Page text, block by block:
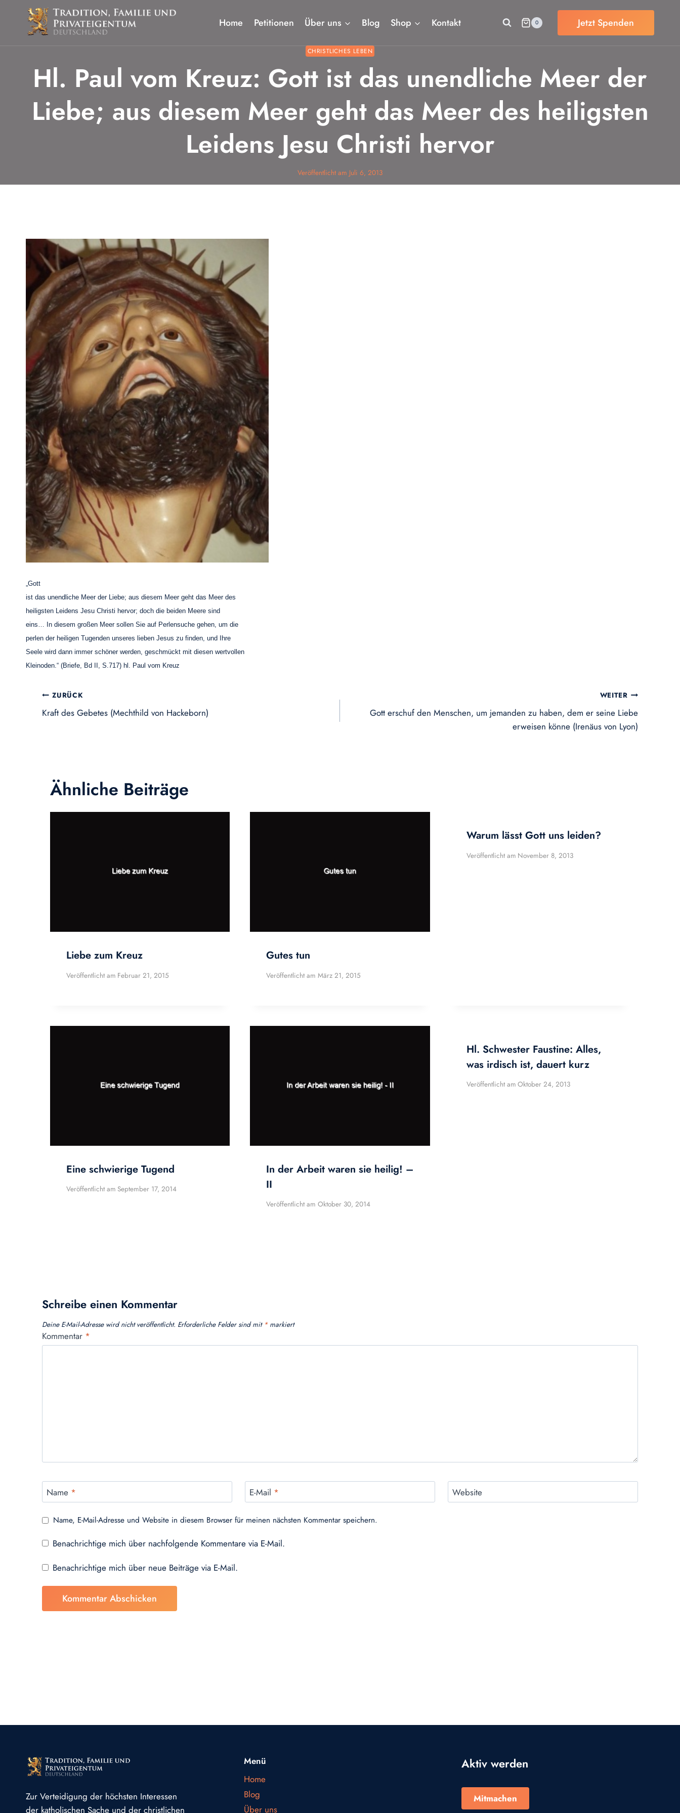
springen
Home Petitionen Über uns Blog Shop Kontakt 0 Jetzt Spenden
CHRISTLICHES LEBEN
Hl. Paul vom Kreuz: Gott ist das unendliche Meer der
Liebe; aus diesem Meer geht das Meer des heiligsten
Leidens Jesu Christi hervor
Veröffentlicht am Juli 6, 2013
„Gott
ist das unendliche Meer der Liebe; aus diesem Meer geht das Meer des
heiligsten Leidens Jesu Christi hervor; doch die beiden Meere sind
eins… In diesem großen Meer sollen Sie auf Perlensuche gehen, um die
perlen der heiligen Tugenden unseres lieben Jesus zu finden, und Ihre
Seele wird dann immer schöner werden, geschmückt mit diesen wertvollen
Kleinoden.“ (Briefe, Bd II, S.717) hl. Paul vom Kreuz
Beitragsnavigation
ZURÜCK
Kraft des Gebetes (Mechthild von Hackeborn)
WEITER
Gott erschuf den Menschen, um jemanden zu haben, dem er seine Liebe
erweisen könne (Irenäus von Lyon)
Ähnliche Beiträge
Liebe zum Kreuz
Veröffentlicht am Februar 21, 2015
Gutes tun
Veröffentlicht am März 21, 2015
Warum lässt Gott uns leiden?
Veröffentlicht am November 8, 2013
Eine schwierige Tugend
Veröffentlicht am September 17, 2014
In der Arbeit waren sie heilig! –
II
Veröffentlicht am Oktober 30, 2014
Hl. Schwester Faustine: Alles,
was irdisch ist, dauert kurz
Veröffentlicht am Oktober 24, 2013
Schreibe einen Kommentar
Deine E-Mail-Adresse wird nicht veröffentlicht. Erforderliche Felder sind mit *markiert
Kommentar *
Name * E-Mail * Website
Name, E-Mail-Adresse und Website in diesem Browser für meinen nächsten Kommentar speichern.
Benachrichtige mich über nachfolgende Kommentare via E-Mail.
Benachrichtige mich über neue Beiträge via E-Mail.
Zur Verteidigung der höchsten Interessen
der katholischen Sache und der christlichen
Menü
Home
Blog
Über uns
Aktiv werden
Mitmachen